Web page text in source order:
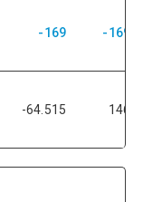
-169 -169
-64.515 146